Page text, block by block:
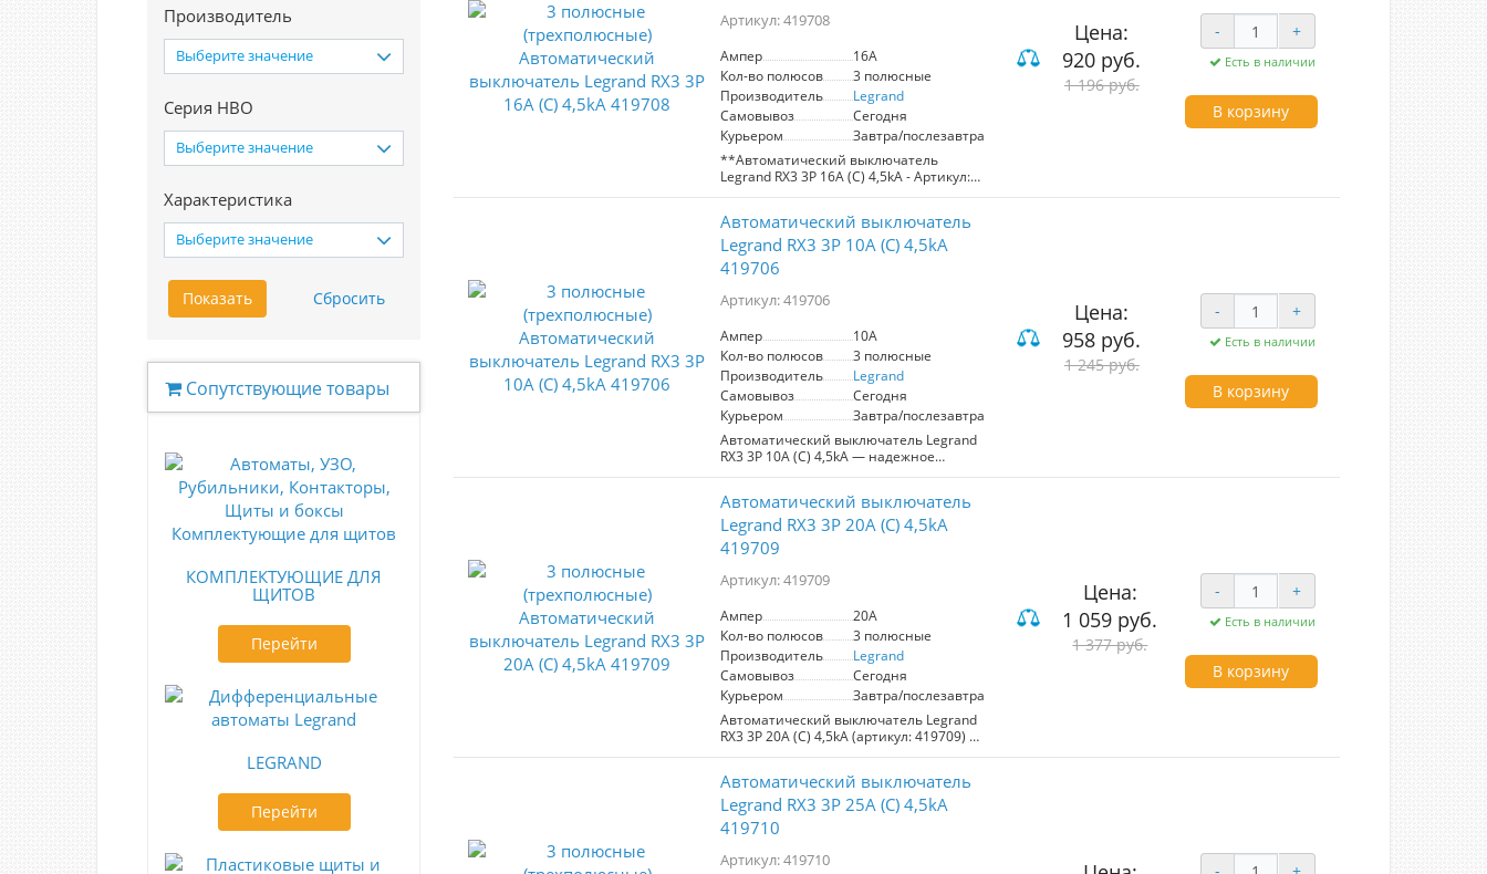
Производитель
Выберите значение
Серия НВО
Выберите значение
Характеристика
Выберите значение
Сопутствующие товары
КОМПЛЕКТУЮЩИЕ ДЛЯ
ЩИТОВ
Перейти
LEGRAND
Перейти
Артикул: 419708
Ампер
16A
Кол-во полюсов
3 полюсные
Производитель
Legrand
Самовывоз
Сегодня
Курьером
Завтра/послезавтра
**Автоматический выключатель
Legrand RX3 3P 16A (С) 4,5kA - Артикул:
419708**
Автоматический выключатель Legrand
RX3 обеспечивает надежную защиту
электрических сетей от
перенапряжений, коротких замыканий
и превышения номинальной
мощности до 16A. С возможностью
током 4,5kA, он идеально подходит для
использования в жилых и
коммерческих объектах.
**Преимущества:**
- Защита от электрических аварий и
перегрузок.
- Подходит для многопрофильных
электрических систем.
- Высокая надежность от проверенного
производителя Legrand.
**Ситуации использования:**
- В жилых домах для защиты бытовых
приборов.
- В офисах и коммерческих
помещениях для обеспечения
стабильной работы оборудования.
- При установке нового электрического
оборудования или модернизации
существующих систем.
Выбирая Legrand RX3, вы
обеспечиваете безопасность и
долговечность вашей электрической
сети.
Цена:
920 руб.
1 196 руб.
- +
Есть в наличии
В корзину
Автоматический выключатель
Legrand RX3 3P 10A (С) 4,5kA
419706
Артикул: 419706
Ампер
10A
Кол-во полюсов
3 полюсные
Производитель
Legrand
Самовывоз
Сегодня
Курьером
Завтра/послезавтра
Автоматический выключатель Legrand
RX3 3P 10A (С) 4,5kA — надежное
решение для защиты электрических
перенапряжения, превышения
номинальной мощности (10A) и
коротких замыканий. Подходит для
подключения до 3 фаз, гарантируя
высокую безопасность для всех
потребителей электроэнергии в вашем
4,5kA обеспечивает долговечность и
стабильность работы системы. Выбор
профессионалов для надежного
электроснабжения.
Цена:
958 руб.
1 245 руб.
- +
Есть в наличии
В корзину
Автоматический выключатель
Legrand RX3 3P 20A (С) 4,5kA
419709
Артикул: 419709
Ампер
20A
Кол-во полюсов
3 полюсные
Производитель
Legrand
Самовывоз
Сегодня
Курьером
Завтра/послезавтра
Автоматический выключатель Legrand
RX3 3P 20A (С) 4,5kA (артикул: 419709) —
надежное решение для защиты
током 20A и защитой от
перенапряжения, он идеально
подходит для жилых и коммерческих
объектов, обеспечивая безопасность
при использовании электроприборов.
Цена:
1 059 руб.
1 377 руб.
- +
Есть в наличии
В корзину
Автоматический выключатель
Legrand RX3 3P 25A (С) 4,5kA
419710
Артикул: 419710